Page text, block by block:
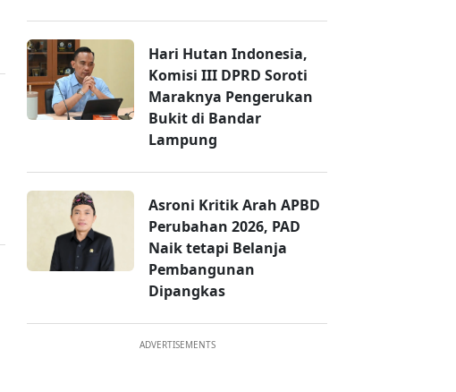
Hari Hutan Indonesia,
Komisi III DPRD Soroti
Maraknya Pengerukan
Bukit di Bandar
Lampung
Asroni Kritik Arah APBD
Perubahan 2026, PAD
Naik tetapi Belanja
Pembangunan
Dipangkas
ADVERTISEMENTS